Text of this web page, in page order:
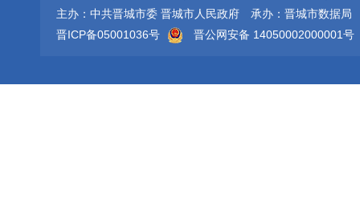
主办：中共晋城市委 晋城市人民政府
承办：晋城市数据局
晋ICP备05001036号
晋公网安备 14050002000001号